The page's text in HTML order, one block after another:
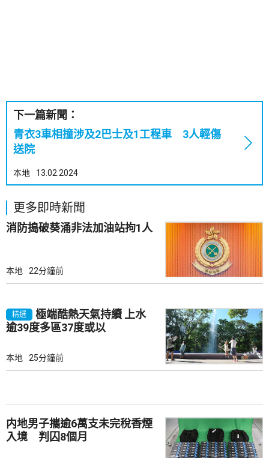
下一篇新聞：
青衣3車相撞涉及2巴士及1工程車 3人輕傷
送院
本地 13.02.2024
更多即時新聞
消防搗破葵涌非法加油站拘1人
本地 22分鐘前
精選
極端酷熱天氣持續 上水
逾39度多區37度或以
本地 25分鐘前
内地男子攜逾6萬支未完稅香煙
入境 判囚8個月